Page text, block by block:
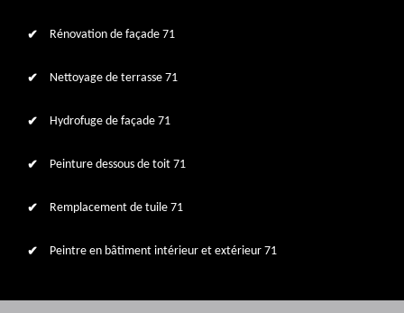
Rénovation de façade 71
Nettoyage de terrasse 71
Hydrofuge de façade 71
Peinture dessous de toit 71
Remplacement de tuile 71
Peintre en bâtiment intérieur et extérieur 71